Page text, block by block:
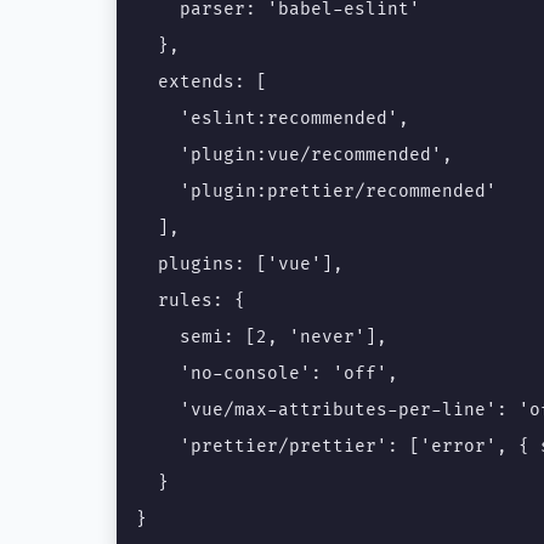
    parser: 'babel-eslint'
  },
  extends: [
    'eslint:recommended',
    'plugin:vue/recommended',
    'plugin:prettier/recommended'
  ],
  plugins: ['vue'],
  rules: {
    semi: [2, 'never'],
    'no-console': 'off',
'vue/max-attributes-per-line':
'prettier/prettier': ['error', {
  }
}